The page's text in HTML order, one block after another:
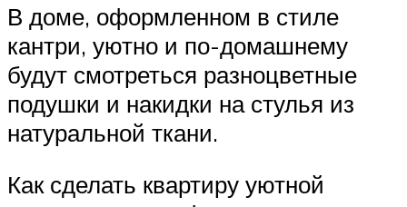
В доме, оформленном в стиле
кантри, уютно и по-домашнему
будут смотреться разноцветные
подушки и накидки на стулья из
натуральной ткани.
Как сделать квартиру уютной